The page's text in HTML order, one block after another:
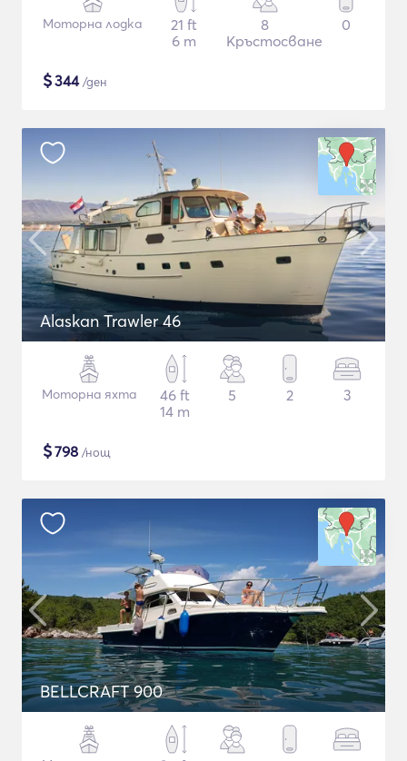
Моторна лодка
21 ft
6 m
8
Кръстосване
0
$344/ден
Alaskan Trawler 46
Моторна яхта
46 ft
14 m
5 2 3
$798 /нощ
BELLCRAFT 900